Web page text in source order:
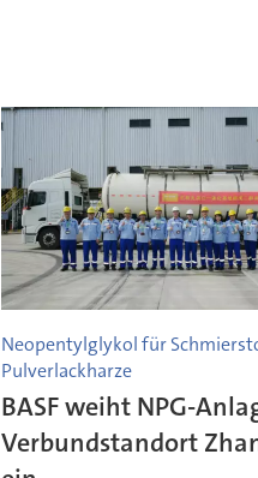
Neopentylglykol für
Pulverlackharze
BASF weiht NPG-
Verbundstandort